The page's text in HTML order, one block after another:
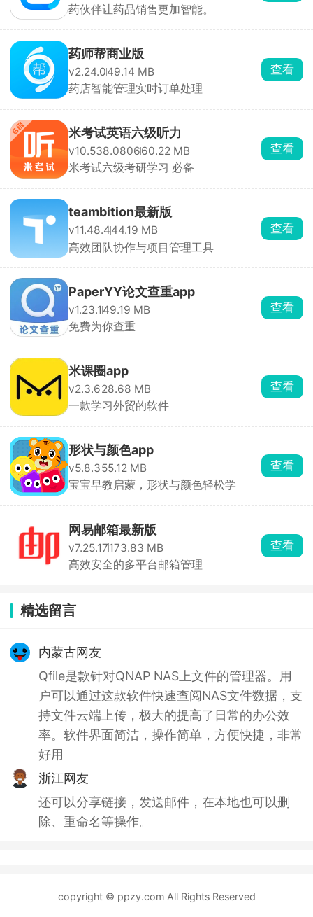
药伙伴让药品销售更加智能。
药师帮商业版
v2.24.049.14 MB
药店智能管理实时订单处理
查看
米考试英语六级听力
v10.538.080660.22 MB
米考试六级考研学习 必备
查看
teambition最新版
v11.48.444.19 MB
高效团队协作与项目管理工具
查看
PaperYY论文查重app
v1.23.1 49.19 MB
免费为你查重
查看
米课圈app
v2.3.628.68 MB
一款学习外贸的软件
查看
形状与颜色app
v5.8.355.12 MB
宝宝早教启蒙，形状与颜色轻松学
查看
网易邮箱最新版
v7.25.17173.83 MB
高效安全的多平台邮箱管理
查看
精选留言
内蒙古网友
Qfile是款针对QNAP NAS上文件的管理器。用
户可以通过这款软件快速查阅NAS文件数据，支
持文件云端上传，极大的提高了日常的办公效
率。软件界面简洁，操作简单，方便快捷，非常
好用
浙江网友
还可以分享链接，发送邮件，在本地也可以删
除、重命名等操作。
copyright © ppzy.com All Rights Reserved